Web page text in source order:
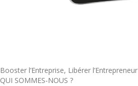
Booster l’Entreprise, Libérer l’Entrepreneur
QUI SOMMES-NOUS ?